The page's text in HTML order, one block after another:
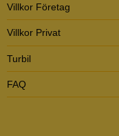
Villkor Företag
Villkor Privat
Turbil
FAQ